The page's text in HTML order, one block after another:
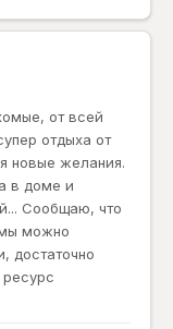
от всей
отдыха от
новые желания.
в доме и
Сообщаю, что
можно
достаточно
ресурс